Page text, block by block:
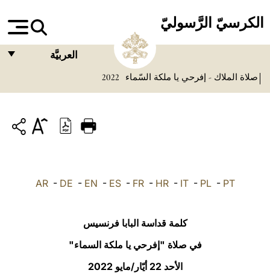
الكرسيّ الرَّسوليّ
العربيَّة
ITALIANO
العربيّة
صلاة الملاك - إفرحي يا ملكة السّماء 2022
AR- DE - EN - ES- FR- HR- IT- PL- PT
كلمة قداسة البابا فرنسيس
في صلاة "إفرحي يا ملكة السماء"
الأحد 22 أيّار/مايو 2022